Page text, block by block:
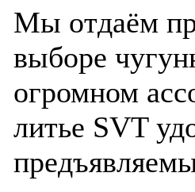
Мы отдаём
выборе
огромном
литье SVT